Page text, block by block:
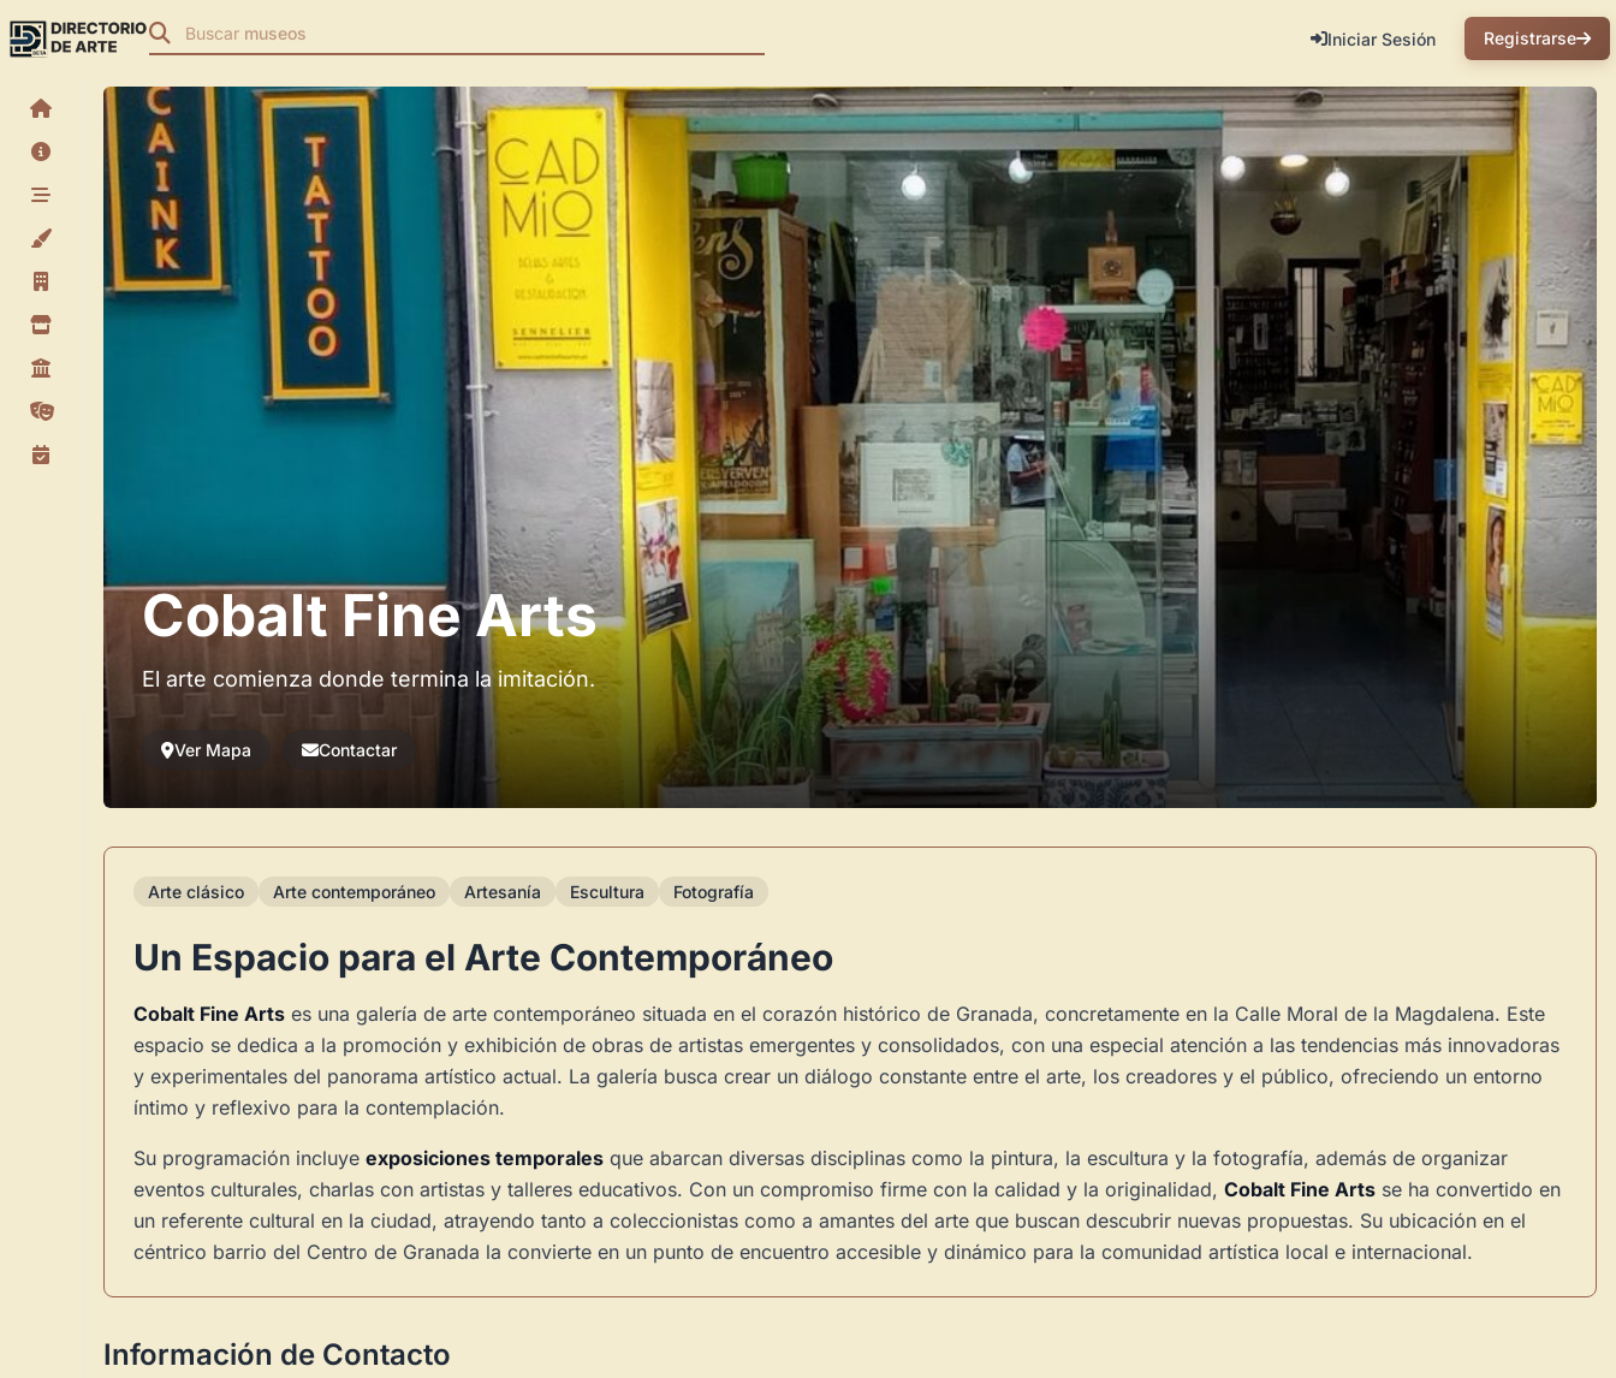
Buscar museos Iniciar Sesión Registrarse
Cobalt Fine Arts
El arte comienza donde termina la imitación.
Ver Mapa Contactar
Arte clásico Arte contemporáneo Artesanía Escultura Fotografía
Un Espacio para el Arte Contemporáneo
Cobalt Fine Arts es una galería de arte contemporáneo situada en el corazón histórico de Granada, concretamente en la Calle Moral de la Magdalena. Este
espacio se dedica a la promoción y exhibición de obras de artistas emergentes y consolidados, con una especial atención a las tendencias más innovadoras
y experimentales del panorama artístico actual. La galería busca crear un diálogo constante entre el arte, los creadores y el público, ofreciendo un entorno
íntimo y reflexivo para la contemplación.
Su programación incluye exposiciones temporales que abarcan diversas disciplinas como la pintura, la escultura y la fotografía, además de organizar
eventos culturales, charlas con artistas y talleres educativos. Con un compromiso firme con la calidad y la originalidad, Cobalt Fine Arts se ha convertido en
un referente cultural en la ciudad, atrayendo tanto a coleccionistas como a amantes del arte que buscan descubrir nuevas propuestas. Su ubicación en el
céntrico barrio del Centro de Granada la convierte en un punto de encuentro accesible y dinámico para la comunidad artística local e internacional.
Información de Contacto